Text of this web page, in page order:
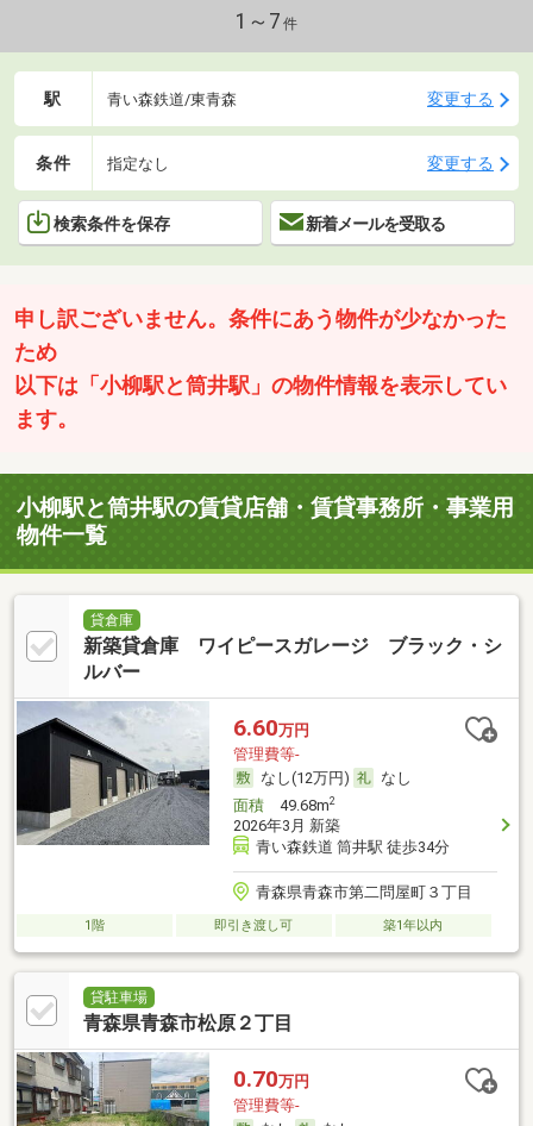
1～7 件
駅 青い森鉄道/東青森 変更する
条件 指定なし 変更する
検索条件を保存 新着メールを受取る
申し訳ございません。条件にあう物件が少なかった
ため
以下は「小柳駅と筒井駅」の物件情報を表示してい
ます。
小柳駅と筒井駅の賃貸店舗・賃貸事務所・事業用
物件一覧
貸倉庫
新築貸倉庫 ワイピースガレージ ブラック・シ
ルバー
6.60万円
管理費等-
なし(12万円)
なし
面積49.68m2
2026年3月 新築
青い森鉄道 筒井駅 徒歩34分
青森県青森市第二問屋町３丁目
1階 即引き渡し可 築1年以内
貸駐車場
青森県青森市松原２丁目
0.70万円
管理費等-